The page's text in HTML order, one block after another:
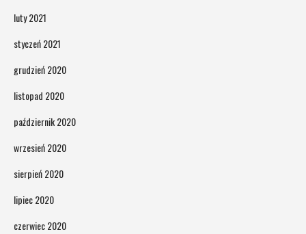
luty 2021
styczeń 2021
grudzień 2020
listopad 2020
październik 2020
wrzesień 2020
sierpień 2020
lipiec 2020
czerwiec 2020